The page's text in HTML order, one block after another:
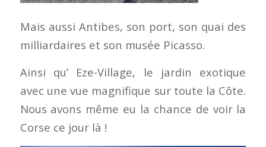
Mais aussi Antibes, son port, son quai des
milliardaires et son musée Picasso.
Ainsi qu’ Eze-Village, le jardin exotique
avec une vue magnifique sur toute la Côte.
Nous avons même eu la chance de voir la
Corse ce jour là !